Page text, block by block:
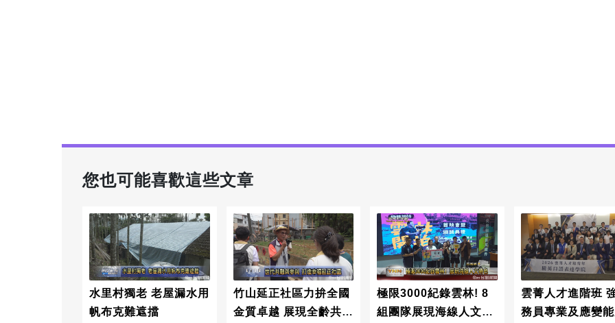
您也可能喜歡這些文章
水里村獨老 老屋漏水用
帆布克難遮擋
竹山延正社區力拚全國
金質卓越 展現全齡共融
極限3000紀錄雲林! 8
組團隊展現海線人文特
雲菁人才進階班
務員專業及應變